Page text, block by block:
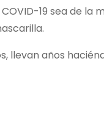
19 sea de la
llevan años